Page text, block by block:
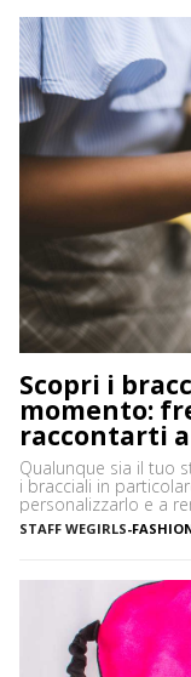
Scopri i
momento:
raccontarti
Qualunque sia il tuo
i bracciali in
personalizzarlo e a
solo, importante o
ciascuno con il
STAFF WEGIRLS-